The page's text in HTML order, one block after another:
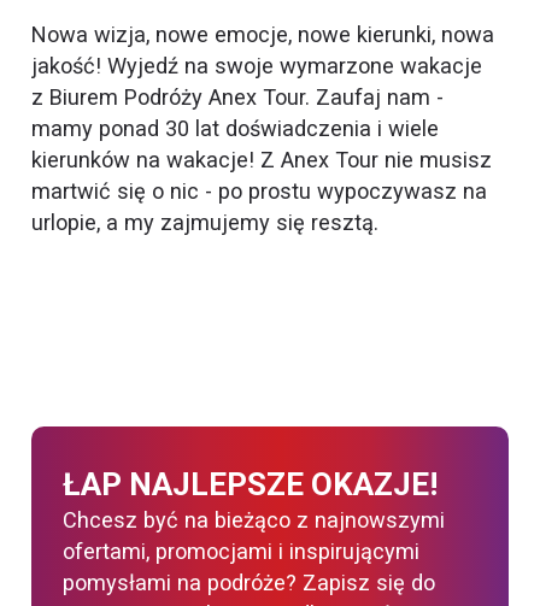
Nowa wizja, nowe emocje, nowe kierunki, nowa
jakość! Wyjedź na swoje wymarzone wakacje
z Biurem Podróży Anex Tour. Zaufaj nam -
mamy ponad 30 lat doświadczenia i wiele
kierunków na wakacje! Z Anex Tour nie musisz
martwić się o nic - po prostu wypoczywasz na
urlopie, a my zajmujemy się resztą.
ŁAP NAJLEPSZE OKAZJE!
Chcesz być na bieżąco z najnowszymi
ofertami, promocjami i inspirującymi
pomysłami na podróże? Zapisz się do